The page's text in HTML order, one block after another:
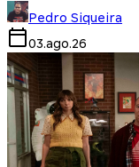
Pedro Siqueira
03.ago.26